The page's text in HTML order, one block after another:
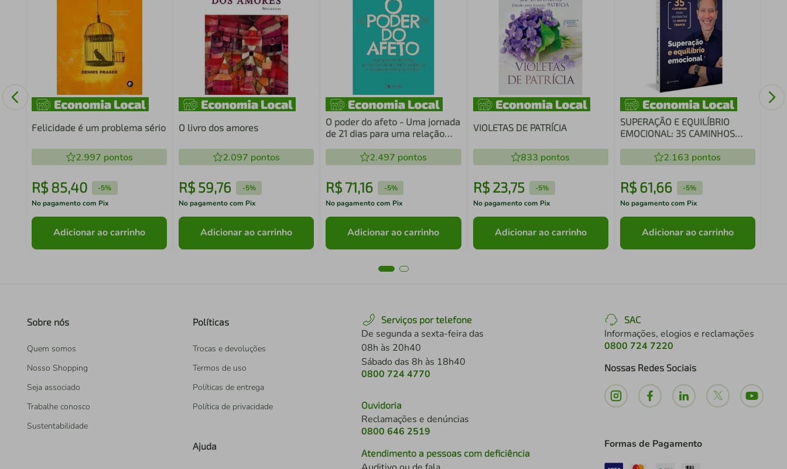
Felicidade é um problema sério
2.997 pontos
R$ 85,40 -5%
No pagamento com Pix
Adicionar ao carrinho
O livro dos amores
2.097 pontos
R$ 59,76 -5%
No pagamento com Pix
Adicionar ao carrinho
O poder do afeto - Uma jornada
de 21 dias para uma relação
entre pais e filhos
2.497 pontos
R$71,16 -5%
No pagamento com Pix
Adicionar ao carrinho
VIOLETAS DE PATRÍCIA
833 pontos
R$ 23,75 -5%
No pagamento com Pix
Adicionar ao carrinho
SUPERAÇÃO E EQUILÍBRIO
EMOCIONAL: 35 CAMINHOS
TEMPOS
2.163 pontos
R$ 61,66 -5%
No pagamento com Pix
Adicionar ao carrinho
Sobre nós
Quem somos
Nosso Shopping
Seja associado
Trabalhe conosco
Sustentabilidade
Políticas
Trocas e devoluções
Termos de uso
Políticas de entrega
Política de privacidade
Ajuda
Serviços por telefone
De segunda a sexta-feira das
08h às 20h40
Sábado das 8h às 18h40
0800 724 4770
Ouvidoria
Reclamações e denúncias
0800 646 2519
Atendimento a pessoas com deficiência
SAC
Informações, elogios e reclamações
0800 724 7220
Nossas Redes Sociais
Formas de Pagamento